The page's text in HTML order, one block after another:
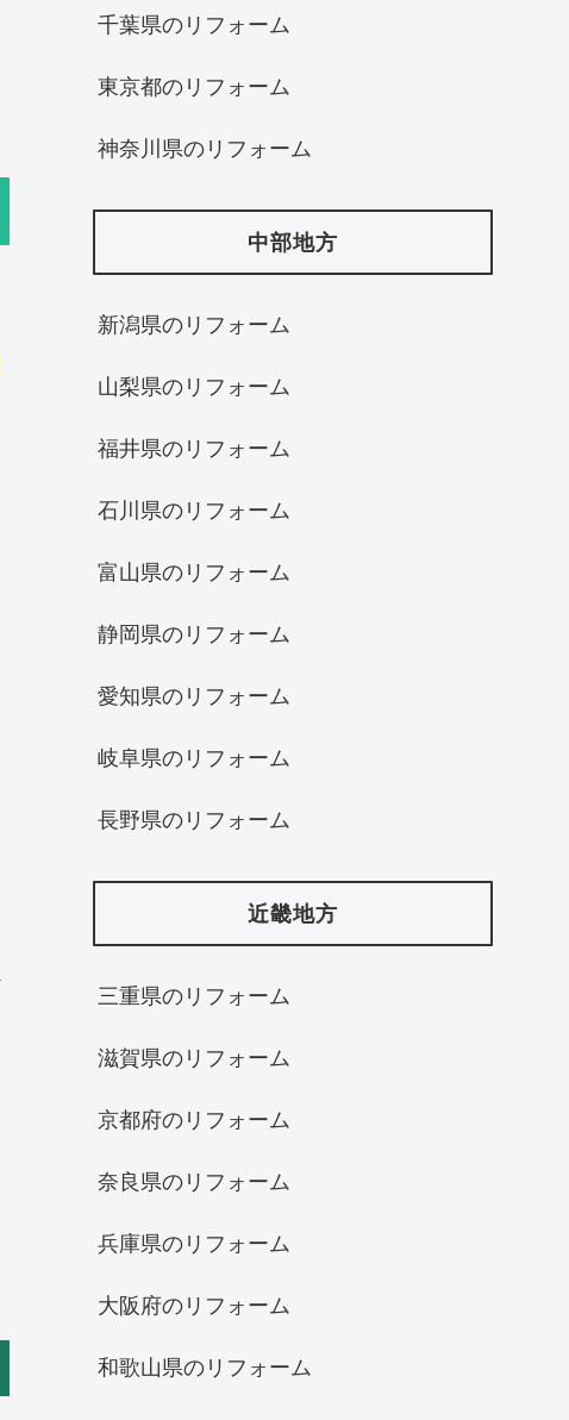
千葉県のリフォーム
東京都のリフォーム
神奈川県のリフォーム
中部地方
新潟県のリフォーム
山梨県のリフォーム
福井県のリフォーム
石川県のリフォーム
富山県のリフォーム
静岡県のリフォーム
愛知県のリフォーム
岐阜県のリフォーム
長野県のリフォーム
近畿地方
三重県のリフォーム
滋賀県のリフォーム
京都府のリフォーム
奈良県のリフォーム
兵庫県のリフォーム
大阪府のリフォーム
和歌山県のリフォーム